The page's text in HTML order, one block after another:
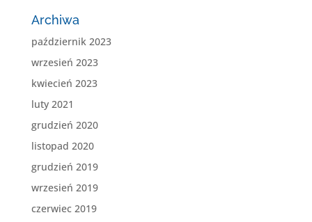
Archiwa
październik 2023
wrzesień 2023
kwiecień 2023
luty 2021
grudzień 2020
listopad 2020
grudzień 2019
wrzesień 2019
czerwiec 2019